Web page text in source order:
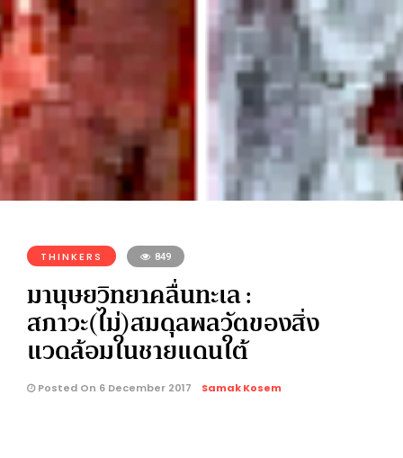
THINKERS 849
มานุษยวิทยาคลื่นทะเล :
สภาวะ(ไม่)สมดุลพลวัตของสิ่ง
แวดล้อมในชายแดนใต้
Posted On 6 December 2017 Samak Kosem